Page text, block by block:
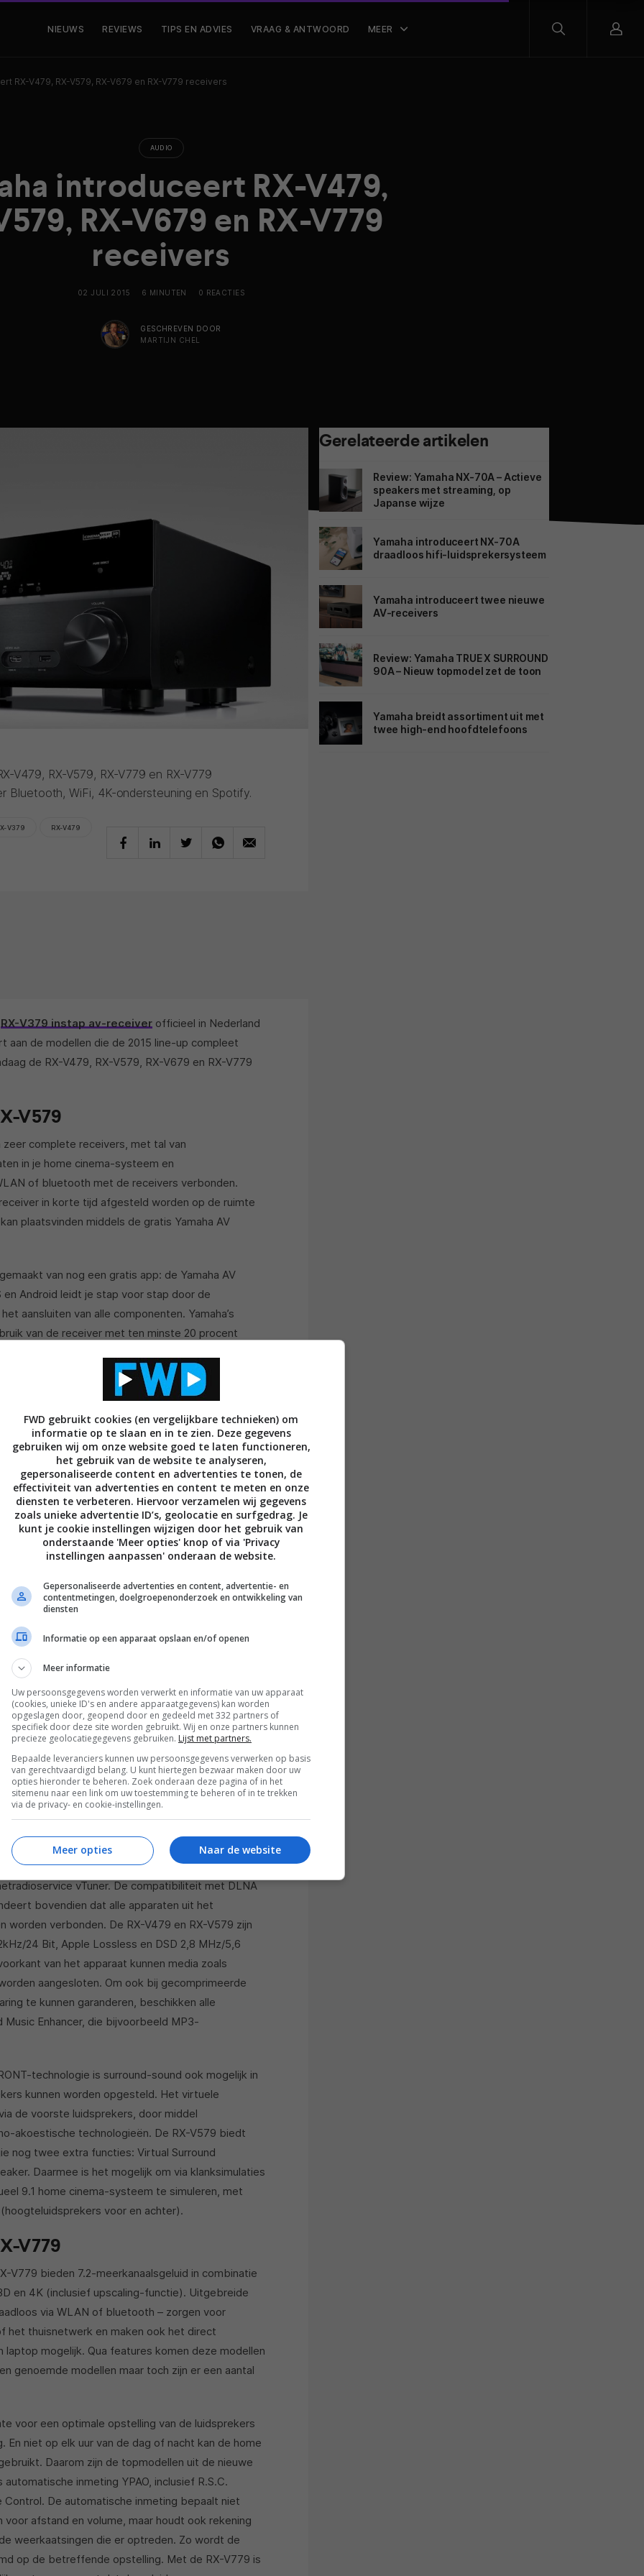
NIEUWS REVIEWS TIPS EN ADVIES VRAAG & ANTWOORD MEER
RX-V479, RX-V579, RX-V679 en RX-V779 receivers
AUDIO
introduceert RX-V479,
RX-V679 en RX-V779
receivers
02 JULI 2015 6 MINUTEN 0 REACTIES
GESCHREVEN DOOR
MARTIJN CHEL
V479, RX-V579, RX-V779 en RX-V779
Bluetooth, WiFi, 4K-ondersteuning en Spotify.
V379 RX-V479
RX-V379 instap av-receiver officieel in Nederland
aan de modellen die de 2015 line-up compleet
de RX-V479, RX-V579, RX-V679 en RX-V779
V579
zeer complete receivers, met tal van
in je home cinema-systeem en
of bluetooth met de receivers verbonden.
in korte tijd afgesteld worden op de ruimte
plaatsvinden middels de gratis Yamaha AV
van nog een gratis app: de Yamaha AV
en Android leidt je stap voor stap door de
aansluiten van alle componenten. Yamaha’s
van de receiver met ten minste 20 procent
is uitgeschakeld. De functie kan indien
worden geactiveerd en zorgt voor een efficiënt
Dolby TrueHDals DTS-HD Master Audio
keuzeprogramma’s voor geluidsvelden
wens van de kijker/luisteraar. Terwijl de RX-V479
levert, voedt de RX-V579 zelfs 7.2-luidspreker-
De receivers beschikken over een geïntegreerde
Burr-Brown-DAC’s in alle kanalen. De RX-V479 en
signalen en kunnen 4K Ultra HD-signalen
scala aan extra multimediadiensten,
vTuner. De compatibiliteit met DLNA
bovendien dat alle apparaten uit het
worden verbonden. De RX-V479 en RX-V579 zijn
24 Bit, Apple Lossless en DSD 2,8 MHz/5,6
van het apparaat kunnen media zoals
aangesloten. Om ook bij gecomprimeerde
te kunnen garanderen, beschikken alle
Music Enhancer, die bijvoorbeeld MP3-
technologie is surround-sound ook mogelijk in
kunnen worden opgesteld. Het virtuele
de voorste luidsprekers, door middel
akoestische technologieën. De RX-V579 biedt
nog twee extra functies: Virtual Surround
Daarmee is het mogelijk om via klanksimulaties
9.1 home cinema-systeem te simuleren, met
voor en achter).
V779
V779 bieden 7.2-meerkanaalsgeluid in combinatie
en 4K (inclusief upscaling-functie). Uitgebreide
via WLAN of bluetooth – zorgen voor
het thuisnetwerk en maken ook het direct
mogelijk. Qua features komen deze modellen
genoemde modellen maar toch zijn er een aantal
voor een optimale opstelling van de luidsprekers
niet op elk uur van de dag of nacht kan de home
Daarom zijn de topmodellen uit de nieuwe
inmeting YPAO, inclusief R.S.C.
De automatische inmeting bepaalt niet
afstand en volume, maar houdt ook rekening
weerkaatsingen die er optreden. Zo wordt de
op de betreffende opstelling. Met de RX-V779 is
Gerelateerde artikelen
Review: Yamaha NX-70A – Actieve
speakers met streaming, op
Japanse wijze
Yamaha introduceert NX-70A
draadloos hifi-luidsprekersysteem
Yamaha introduceert twee nieuwe
AV-receivers
Review: Yamaha TRUE X SURROUND
90A – Nieuw topmodel zet de toon
Yamaha breidt assortiment uit met
twee high-end hoofdtelefoons
FWD gebruikt cookies (en vergelijkbare technieken) om
informatie op te slaan en in te zien. Deze gegevens
gebruiken wij om onze website goed te laten functioneren,
het gebruik van de website te analyseren,
gepersonaliseerde content en advertenties te tonen, de
effectiviteit van advertenties en content te meten en onze
diensten te verbeteren. Hiervoor verzamelen wij gegevens
zoals unieke advertentie ID’s, geolocatie en surfgedrag. Je
kunt je cookie instellingen wijzigen door het gebruik van
onderstaande 'Meer opties' knop of via 'Privacy
instellingen aanpassen' onderaan de website.
Gepersonaliseerde advertenties en content, advertentie- en
contentmetingen, doelgroepenonderzoek en ontwikkeling van
diensten
Informatie op een apparaat opslaan en/of openen
Meer informatie
Uw persoonsgegevens worden verwerkt en informatie van uw apparaat
(cookies, unieke ID's en andere apparaatgegevens) kan worden
opgeslagen door, geopend door en gedeeld met 332 partners of
specifiek door deze site worden gebruikt. Wij en onze partners kunnen
precieze geolocatiegegevens gebruiken. Lijst met partners.
Bepaalde leveranciers kunnen uw persoonsgegevens verwerken op basis
van gerechtvaardigd belang. U kunt hiertegen bezwaar maken door uw
opties hieronder te beheren. Zoek onderaan deze pagina of in het
sitemenu naar een link om uw toestemming te beheren of in te trekken
via de privacy- en cookie-instellingen.
Naar de website
Meer opties